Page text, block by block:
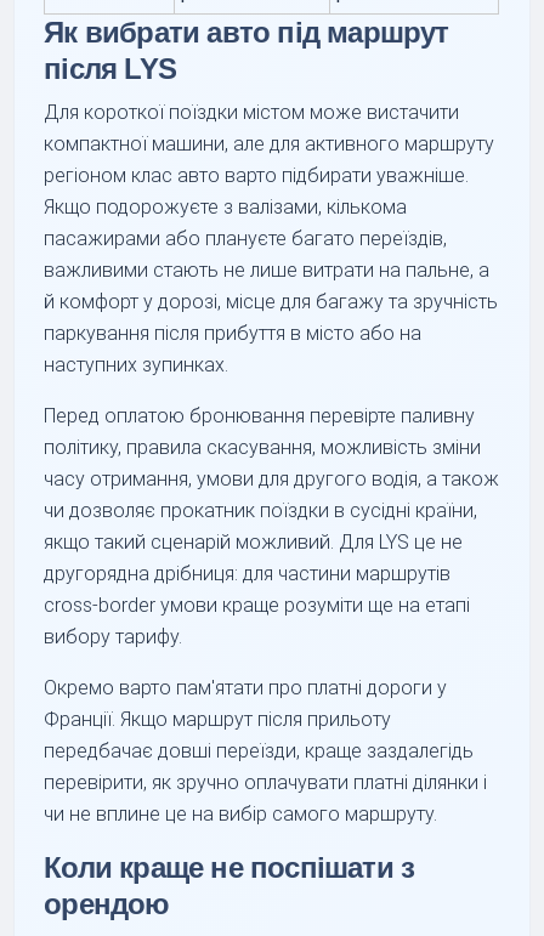
Як вибрати авто під маршрут
після LYS
Для короткої поїздки містом може вистачити
компактної машини, але для активного маршруту
регіоном клас авто варто підбирати уважніше.
Якщо подорожуєте з валізами, кількома
пасажирами або плануєте багато переїздів,
важливими стають не лише витрати на пальне, а
й комфорт у дорозі, місце для багажу та зручність
паркування після прибуття в місто або на
наступних зупинках.
Перед оплатою бронювання перевірте паливну
політику, правила скасування, можливість зміни
часу отримання, умови для другого водія, а також
чи дозволяє прокатник поїздки в сусідні країни,
якщо такий сценарій можливий. Для LYS це не
другорядна дрібниця: для частини маршрутів
cross-border умови краще розуміти ще на етапі
вибору тарифу.
Окремо варто пам'ятати про платні дороги у
Франції. Якщо маршрут після прильоту
передбачає довші переїзди, краще заздалегідь
перевірити, як зручно оплачувати платні ділянки і
чи не вплине це на вибір самого маршруту.
Коли краще не поспішати з
орендою